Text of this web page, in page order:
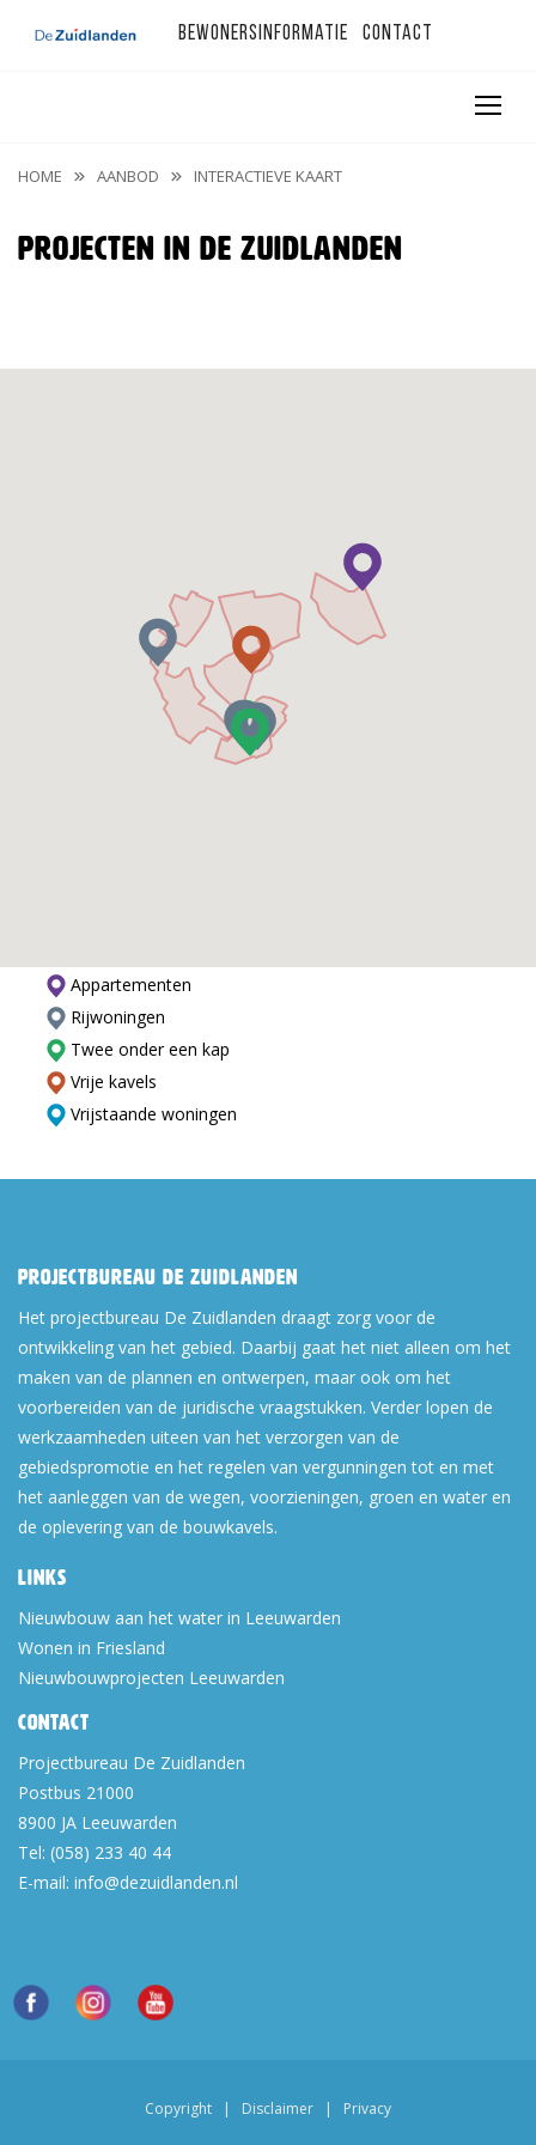
Bewonersinformatie Contact
HOME AANBOD INTERACTIEVE KAART
Projecten in De Zuidlanden
Appartementen
Rijwoningen
Twee onder een kap
Vrije kavels
Vrijstaande woningen
Projectbureau De Zuidlanden
Het projectbureau De Zuidlanden draagt zorg voor de
ontwikkeling van het gebied. Daarbij gaat het niet alleen om het
maken van de plannen en ontwerpen, maar ook om het
voorbereiden van de juridische vraagstukken. Verder lopen de
werkzaamheden uiteen van het verzorgen van de
gebiedspromotie en het regelen van vergunningen tot en met
het aanleggen van de wegen, voorzieningen, groen en water en
de oplevering van de bouwkavels.
Links
Nieuwbouw aan het water in Leeuwarden
Wonen in Friesland
Nieuwbouwprojecten Leeuwarden
Contact
Projectbureau De Zuidlanden
Postbus 21000
8900 JA Leeuwarden
Tel: (058) 233 40 44
E-mail: info@dezuidlanden.nl
Copyright | Disclaimer | Privacy